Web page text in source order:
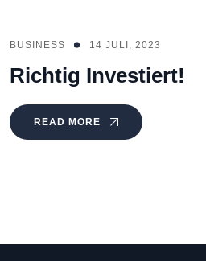
BUSINESS 14 JULI, 2023
Richtig Investiert!
READ MORE